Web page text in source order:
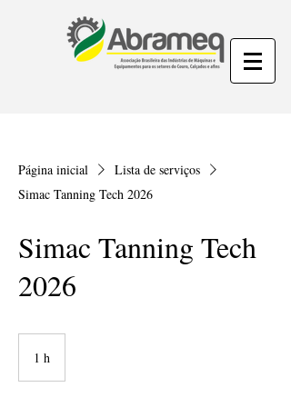
Página inicial
Lista de serviços
Simac Tanning Tech 2026
Simac Tanning Tech
2026
1 h